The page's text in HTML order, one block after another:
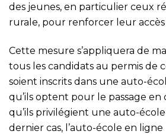
des jeunes, en particulier ceux
rurale, pour renforcer leur accès
Cette mesure s’appliquera de
tous les candidats au permis de
soient inscrits dans une auto-
qu’ils optent pour le passage en
qu’ils privilégient une auto-
dernier cas, l’auto-école en